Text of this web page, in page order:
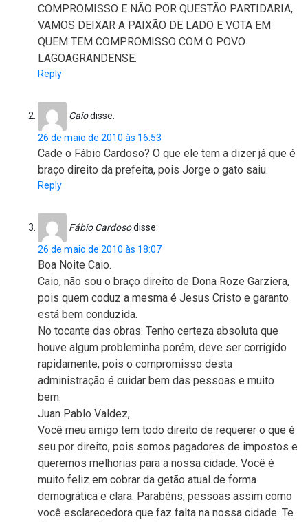
COMPROMISSO E NÃO POR QUESTÃO PARTIDARIA,
VAMOS DEIXAR A PAIXÃO DE LADO E VOTA EM
QUEM TEM COMPROMISSO COM O POVO
LAGOAGRANDENSE.
Reply
Caiodisse:
26 de maio de 2010 às 16:53
Cade o Fábio Cardoso? O que ele tem a dizer já que é
braço direito da prefeita, pois Jorge o gato saiu.
Reply
Fábio Cardosodisse:
26 de maio de 2010 às 18:07
Boa Noite Caio.
Caio, não sou o braço direito de Dona Roze Garziera,
pois quem coduz a mesma é Jesus Cristo e garanto
está bem conduzida.
No tocante das obras: Tenho certeza absoluta que
houve algum probleminha porém, deve ser corrigido
rapidamente, pois o compromisso desta
administração é cuidar bem das pessoas e muito
bem.
Juan Pablo Valdez,
Você meu amigo tem todo direito de requerer o que é
seu por direito, pois somos pagadores de impostos e
queremos melhorias para a nossa cidade. Você é
muito feliz em cobrar da getão atual de forma
demogrática e clara. Parabéns, pessoas assim como
você esclarecedora que faz falta na nossa cidade. Te